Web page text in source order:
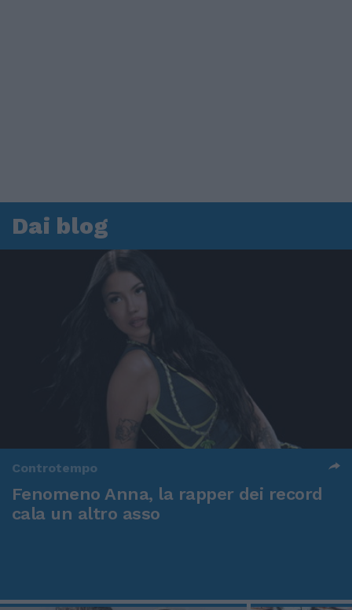
Dai blog
Controtempo
Fenomeno Anna, la rapper dei record
cala un altro asso